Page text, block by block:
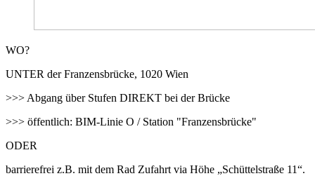
WO?
UNTER der Franzensbrücke, 1020 Wien
>>> Abgang über Stufen DIREKT bei der Brücke
>>> öffentlich: BIM-Linie O / Station "Franzensbrücke"
ODER
barrierefrei z.B. mit dem Rad Zufahrt via Höhe „Schüttelstraße 11“.